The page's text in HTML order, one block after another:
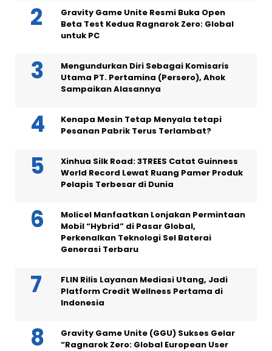
Gravity Game Unite Resmi Buka Open
Beta Test Kedua Ragnarok Zero: Global
untuk PC
Mengundurkan Diri Sebagai Komisaris
Utama PT. Pertamina (Persero), Ahok
Sampaikan Alasannya
Kenapa Mesin Tetap Menyala tetapi
Pesanan Pabrik Terus Terlambat?
Xinhua Silk Road: 3TREES Catat Guinness
World Record Lewat Ruang Pamer Produk
Pelapis Terbesar di Dunia
Molicel Manfaatkan Lonjakan Permintaan
Mobil “Hybrid” di Pasar Global,
Perkenalkan Teknologi Sel Baterai
Generasi Terbaru
FLIN Rilis Layanan Mediasi Utang, Jadi
Platform Credit Wellness Pertama di
Indonesia
Gravity Game Unite (GGU) Sukses Gelar
“Ragnarok Zero: Global European User